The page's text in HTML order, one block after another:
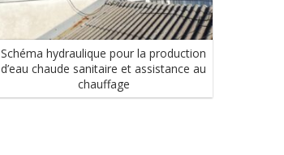
Schéma hydraulique pour la production
d’eau chaude sanitaire et assistance au
chauffage